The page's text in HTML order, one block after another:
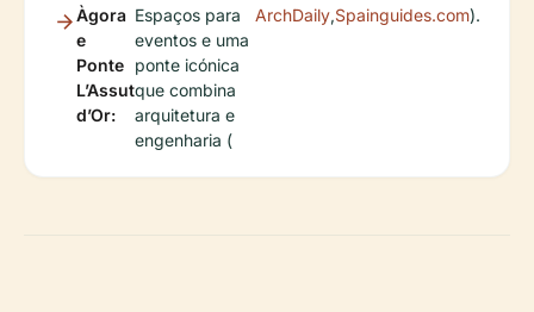
Àgora
e
Ponte
L’Assut
d’Or:
Espaços para
eventos e uma
ponte icónica
que combina
arquitetura e
engenharia (
ArchDaily,Spainguides.com).